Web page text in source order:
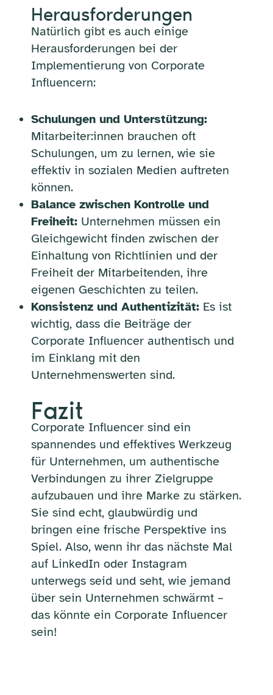
Herausforderungen
Natürlich gibt es auch einige
Herausforderungen bei der
Implementierung von Corporate
Influencern:
Schulungen und Unterstützung:
Mitarbeiter:innen brauchen oft
Schulungen, um zu lernen, wie sie
effektiv in sozialen Medien auftreten
können.
Balance zwischen Kontrolle und
Freiheit:Unternehmen müssen ein
Gleichgewicht finden zwischen der
Einhaltung von Richtlinien und der
Freiheit der Mitarbeitenden, ihre
eigenen Geschichten zu teilen.
Konsistenz und Authentizität:Es ist
wichtig, dass die Beiträge der
Corporate Influencer authentisch und
im Einklang mit den
Unternehmenswerten sind.
Fazit
Corporate Influencer sind ein
spannendes und effektives Werkzeug
für Unternehmen, um authentische
Verbindungen zu ihrer Zielgruppe
aufzubauen und ihre Marke zu stärken.
Sie sind echt, glaubwürdig und
bringen eine frische Perspektive ins
Spiel. Also, wenn ihr das nächste Mal
auf LinkedIn oder Instagram
unterwegs seid und seht, wie jemand
über sein Unternehmen schwärmt –
das könnte ein Corporate Influencer
sein!